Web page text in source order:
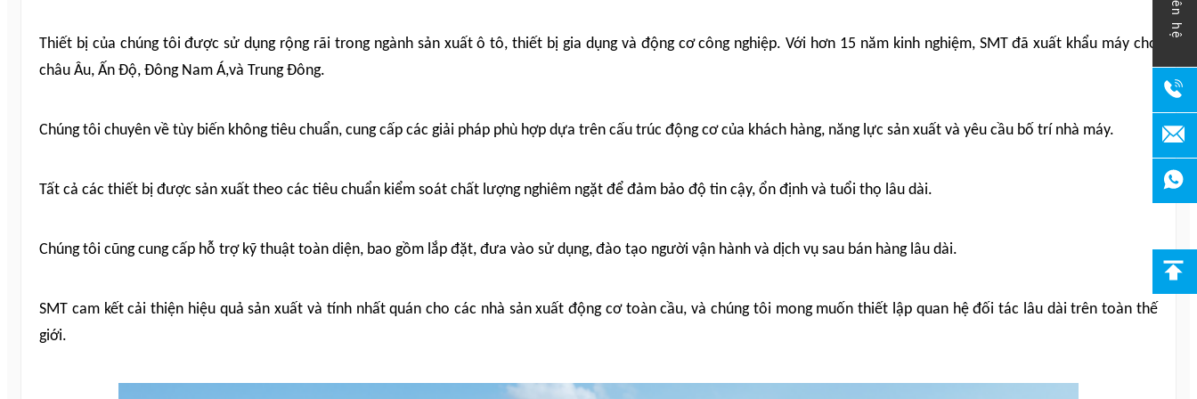
liên hệ
Thiết bị của chúng tôi được sử dụng rộng rãi trong ngành sản xuất ô tô, thiết bị gia dụng và động cơ công nghiệp. Với hơn 15 năm kinh nghiệm, SMT đã xuất khẩu máy cho
châu Âu, Ấn Độ, Đông Nam Á,và Trung Đông.
Chúng tôi chuyên về tùy biến không tiêu chuẩn, cung cấp các giải pháp phù hợp dựa trên cấu trúc động cơ của khách hàng, năng lực sản xuất và yêu cầu bố trí nhà máy.
Tất cả các thiết bị được sản xuất theo các tiêu chuẩn kiểm soát chất lượng nghiêm ngặt để đảm bảo độ tin cậy, ổn định và tuổi thọ lâu dài.
Chúng tôi cũng cung cấp hỗ trợ kỹ thuật toàn diện, bao gồm lắp đặt, đưa vào sử dụng, đào tạo người vận hành và dịch vụ sau bán hàng lâu dài.
SMT cam kết cải thiện hiệu quả sản xuất và tính nhất quán cho các nhà sản xuất động cơ toàn cầu, và chúng tôi mong muốn thiết lập quan hệ đối tác lâu dài trên toàn thế
giới.